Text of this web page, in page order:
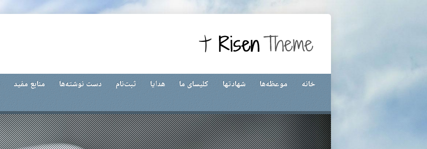
خانه موعظه‌ها شهادتها کلیسای ما هدایا ثبت‌نام دست نوشته‌ها منابع مفید